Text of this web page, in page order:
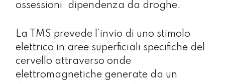
ossessioni, dipendenza da droghe.
La TMS prevede l’invio di uno stimolo
elettrico in aree superficiali specifiche del
cervello attraverso onde
elettromagnetiche generate da un